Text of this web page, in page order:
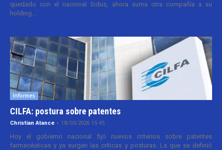
quedado con el nacional Sidus, ahora suma otra compañía a su
holding....
Informes
CILFA: postura sobre patentes
Christian Atance - 18/03/2026 15:45
Hoy el gobierno nacional fijó nuevos criterios sobre patentes
farmacéuticas y ya surgen las críticas y posturas. La que se definió